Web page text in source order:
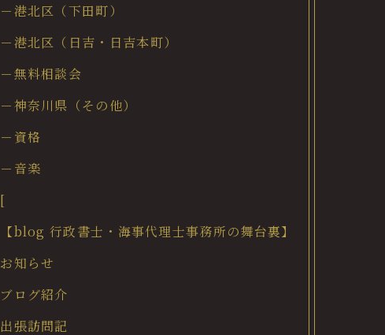
－港北区（下田町）
－港北区（日吉・日吉本町）
－無料相談会
－神奈川県（その他）
－資格
－音楽
[
【blog 行政書士・海事代理士事務所の舞台裏】
お知らせ
ブログ紹介
出張訪問記